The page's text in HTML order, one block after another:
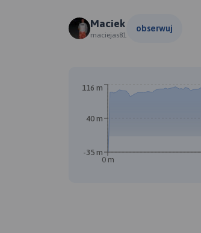
Maciek
maciejas81
obserwuj
0 m
-35 m
40 m
116 m